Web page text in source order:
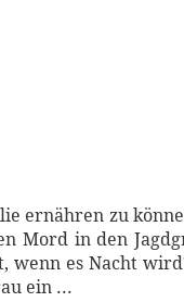
ernähren zu
Mord in den
wenn es Nacht
ein ...